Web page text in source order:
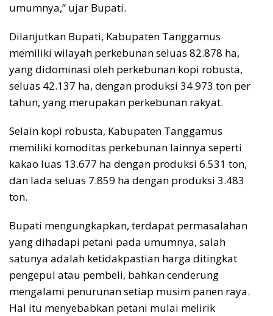
umumnya,” ujar Bupati.
Dilanjutkan Bupati, Kabupaten Tanggamus
memiliki wilayah perkebunan seluas 82.878 ha,
yang didominasi oleh perkebunan kopi robusta,
seluas 42.137 ha, dengan produksi 34.973 ton per
tahun, yang merupakan perkebunan rakyat.
Selain kopi robusta, Kabupaten Tanggamus
memiliki komoditas perkebunan lainnya seperti
kakao luas 13.677 ha dengan produksi 6.531 ton,
dan lada seluas 7.859 ha dengan produksi 3.483
ton.
Bupati mengungkapkan, terdapat permasalahan
yang dihadapi petani pada umumnya, salah
satunya adalah ketidakpastian harga ditingkat
pengepul atau pembeli, bahkan cenderung
mengalami penurunan setiap musim panen raya.
Hal itu menyebabkan petani mulai melirik